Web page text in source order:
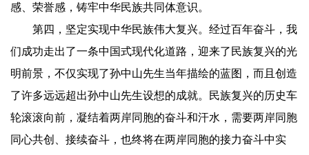
感、荣誉感，铸牢中华民族共同体意识。
第四，坚定实现中华民族伟大复兴。经过百年奋斗，我
们成功走出了一条中国式现代化道路，迎来了民族复兴的光
明前景，不仅实现了孙中山先生当年描绘的蓝图，而且创造
了许多远远超出孙中山先生设想的成就。民族复兴的历史车
轮滚滚向前，凝结着两岸同胞的奋斗和汗水，需要两岸同胞
同心共创、接续奋斗，也终将在两岸同胞的接力奋斗中实